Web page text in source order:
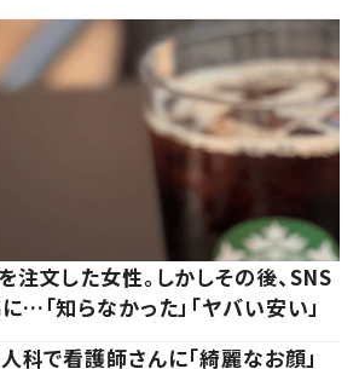
注文した女性。しかしその後、SNS
…「知らなかった」「ヤバい安い」
科で看護師さんに「綺麗なお顔」